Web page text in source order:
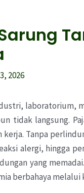
2026
laboratorium,
tidak langsung.
Tanpa
alergi, hingga
yang
berbahaya